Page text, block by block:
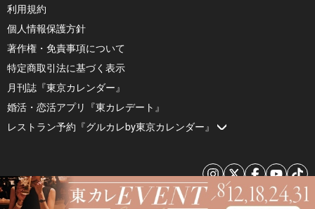
利用規約
個人情報保護方針
著作権・免責事項について
特定商取引法に基づく表示
月刊誌『東京カレンダー』
婚活・恋活アプリ『東カレデート』
レストラン予約『グルカレby東京カレンダー』
© 2026 by Tokyo Calendar, Inc.